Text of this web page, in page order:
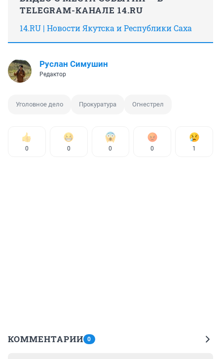
TELEGRAM-КАНАЛЕ 14.RU
14.RU | Новости Якутска и Республики Саха
Руслан Симушин
Редактор
Уголовное дело Прокуратура Огнестрел
0 0 0 0 1
КОММЕНТАРИИ 0